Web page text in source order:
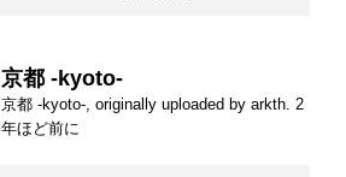
京都 -kyoto-
京都 -kyoto-, originally uploaded by arkth. 2
年ほど前に